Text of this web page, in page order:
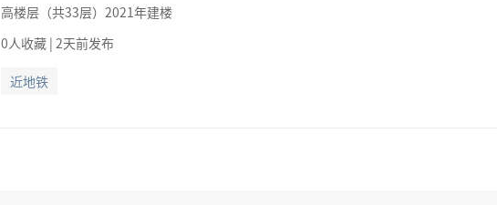
高楼层（共33层）2021年建楼
0人收藏 | 2天前发布
近地铁